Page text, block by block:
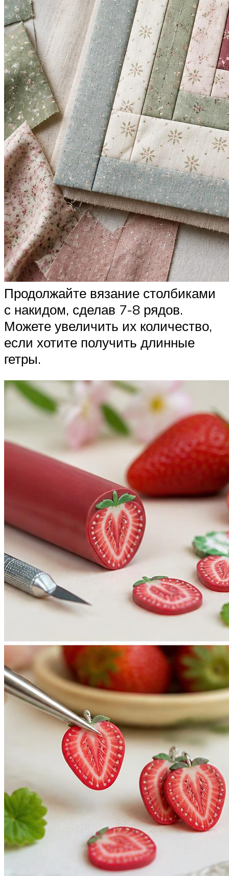
Продолжайте вязание столбиками
с накидом, сделав 7-8 рядов.
Можете увеличить их количество,
если хотите получить длинные
гетры.